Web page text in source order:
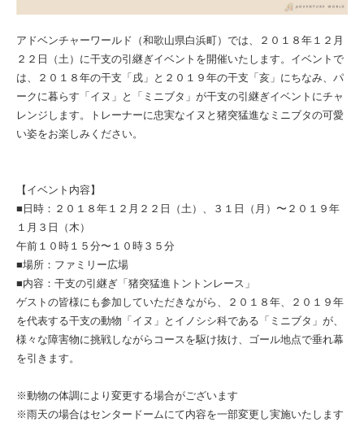
アドベンチャーワールド（和歌山県白浜町）では、２０１８年１２月
２２日（土）に干支の引継ぎイベントを開催いたします。イベントで
は、２０１８年の干支「戌」と２０１９年の干支「亥」にちなみ、パ
ークに暮らす「イヌ」と「ミニブタ」が干支の引継ぎイベントにチャ
レンジします。トレーナーに忠実なイヌと猪突猛進なミニブタの可愛
い姿をお楽しみください。
【イベント内容】
■日時：２０１８年１２月２２日（土）、３１日（月）〜２０１９年
１月３日（木）
午前１０時１５分〜１０時３５分
■場所：ファミリー広場
■内容：干支の引継ぎ「猪突猛進トントンレース」
ゲストの皆様にも参加していただきながら、２０１８年、２０１９年
を代表する干支の動物「イヌ」とイノシシ科である「ミニブタ」が、
様々な障害物に挑戦しながらコースを駆け抜け、ゴール地点で垂れ幕
を引きます。
※動物の体調により変更する場合がございます
※雨天の場合はセンタードームにて内容を一部変更し実施いたします